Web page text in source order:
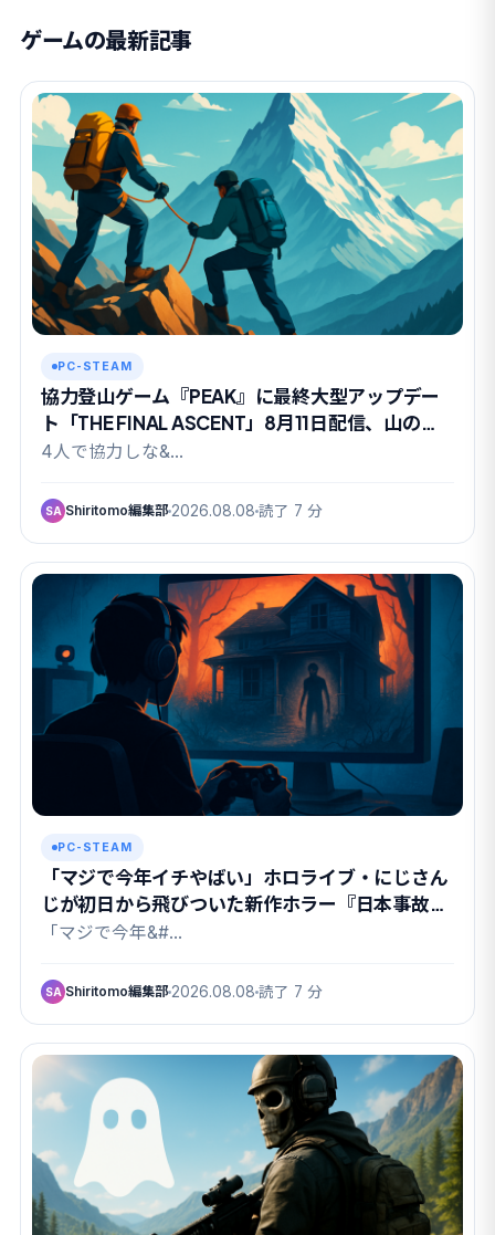
ゲームの最新記事
PC-STEAM
協力登山ゲーム『PEAK』に最終大型アップデー
ト「THE FINAL ASCENT」8月11日配信、山の日
に有終の美か
4人で協力しな&…
SA Shiritomo編集部 2026.08.08 読了 7 分
PC-STEAM
「マジで今年イチやばい」ホロライブ・にじさん
じが初日から飛びついた新作ホラー『日本事故物
件監視協会3』の中身
「マジで今年&#…
SA Shiritomo編集部 2026.08.08 読了 7 分